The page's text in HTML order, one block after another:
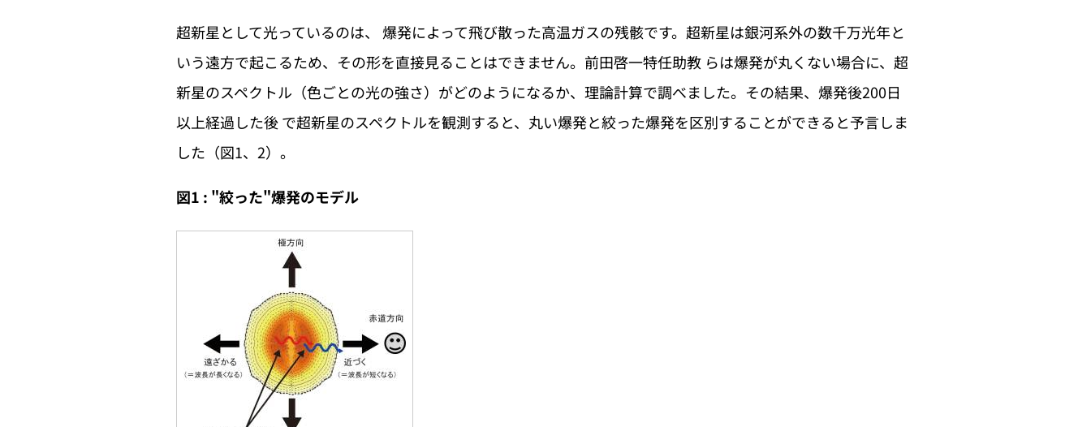
超新星として光っているのは、 爆発によって飛び散った高温ガスの残骸です。超新星は銀河系外の数千万光年と
いう遠方で起こるため、その形を直接見ることはできません。前田啓一特任助教 らは爆発が丸くない場合に、超
新星のスペクトル（色ごとの光の強さ）がどのようになるか、理論計算で調べました。その結果、爆発後200日
以上経過した後 で超新星のスペクトルを観測すると、丸い爆発と絞った爆発を区別することができると予言しま
した（図1、2）。
図1 : "絞った"爆発のモデル